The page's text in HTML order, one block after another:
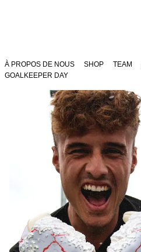
À PROPOS DE NOUS SHOP TEAM
GOALKEEPER DAY